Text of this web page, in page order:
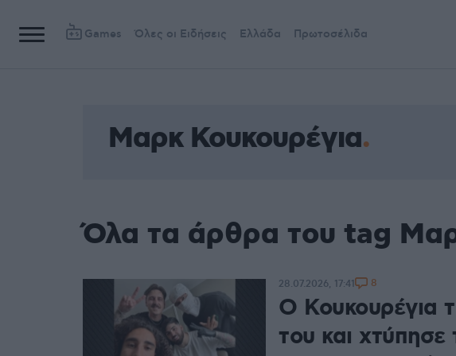
Games Όλες οι Ειδήσεις Ελλάδα Πρωτοσέλιδα
Μαρκ Κουκουρέγια
Όλα τα άρθρα του tag
Ο Κουκουρέγια
του και
28.07.2026, 17:41 8